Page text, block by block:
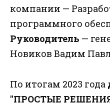
компании —
программного
Руководитель —
Новиков Вадим
По итогам 2023 года
"ПРОСТЫЕ